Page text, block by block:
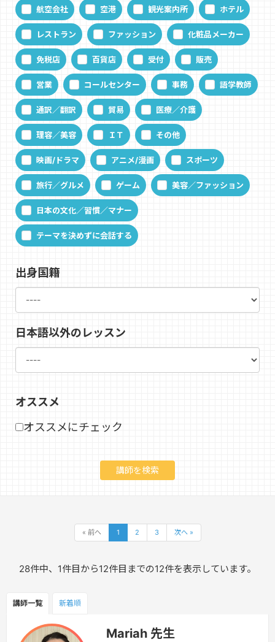
航空会社 空港 観光案内所 ホテル
レストラン ファッション 化粧品メーカー
免税店 百貨店 受付 販売
営業 コールセンター 事務 語学教師
通訳／翻訳 貿易 医療／介護
理容／美容 ＩＴ その他
映画/ドラマ アニメ/漫画 スポーツ
旅行／グルメ ゲーム 美容／ファッション
日本の文化／習慣／マナー
テーマを決めずに会話する
出身国籍
日本語以外のレッスン
オススメ
オススメにチェック
« 前へ 1 2 3 次へ »
28件中、1件目から12件目までの12件を表示しています。
講師一覧 新着順
Mariah 先生